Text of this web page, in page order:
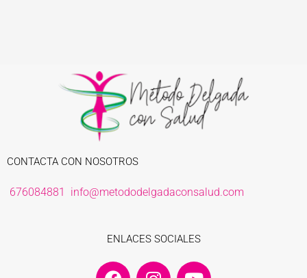
CONTACTA CON NOSOTROS
676084881 info@metododelgadaconsalud.com
ENLACES SOCIALES
F
I
Y